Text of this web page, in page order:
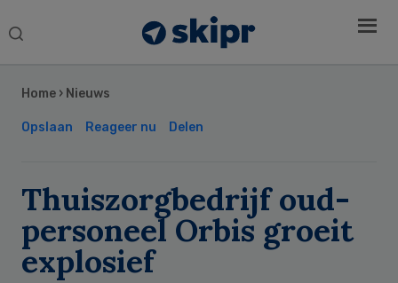
Search
Home › Nieuws
Opslaan Reageer nu Delen
Thuiszorgbedrijf oud-
personeel Orbis groeit
explosief
Sidebar